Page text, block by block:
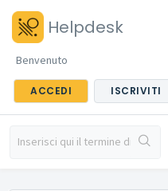
Helpdesk
Benvenuto
ACCEDI ISCRIVITI